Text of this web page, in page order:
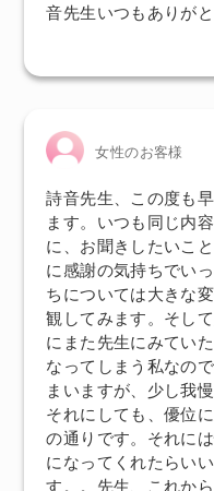
音先生いつもありが
女性のお客様
詩音先生、この度も
ます。いつも同じ内
に、お聞きしたいこ
に感謝の気持ちでい
ちについては大きな
観してみます。そし
にまた先生にみてい
なってしまう私なの
まいますが、少し我
それにしても、優位
の通りです。それに
になってくれたらい
す。。先生、これか